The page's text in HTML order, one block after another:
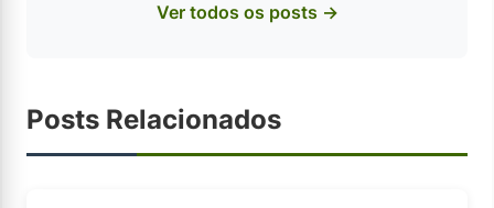
Ver todos os posts →
Posts Relacionados